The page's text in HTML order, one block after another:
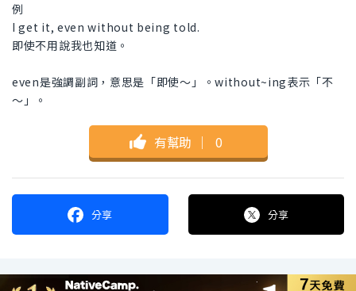
例
I get it, even without being told.
即使不用說我也知道。
even是強調副詞，意思是「即使～」。without~ing表示「不
～」。
有幫助 ｜ 0
分享 分享